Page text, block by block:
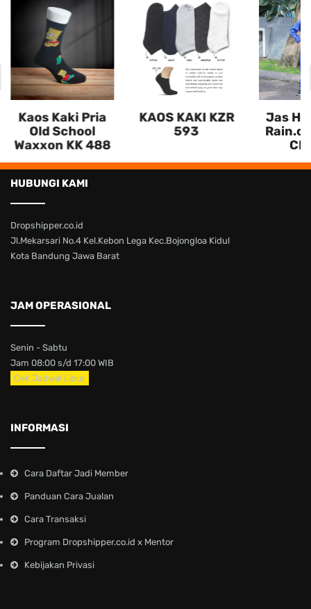
Kaos Kaki Pria
Old School
Waxxon KK 488
KAOS KAKI KZR
593
Jas
CL
HUBUNGI KAMI
Dropshipper.co.id
Jl.Mekarsari No.4 Kel.Kebon Lega Kec.Bojongloa Kidul
Kota Bandung Jawa Barat
JAM OPERASIONAL
Senin - Sabtu
Jam 08:00 s/d 17:00 WIB
Cek Jadwal Libur
INFORMASI
Cara Daftar Jadi Member
Panduan Cara Jualan
Cara Transaksi
Program Dropshipper.co.id x Mentor
Kebijakan Privasi